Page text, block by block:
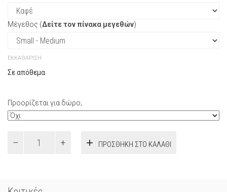
Μέγεθος (Δείτε τον πίνακα μεγεθών)
ΕΚΚΑΘΆΡΙΣΗ
Σε απόθεμα
Προορίζεται για δώρο;
θηλασμου
ΠΡΟΣΘΉΚΗ ΣΤΟ ΚΑΛΆΘΙ